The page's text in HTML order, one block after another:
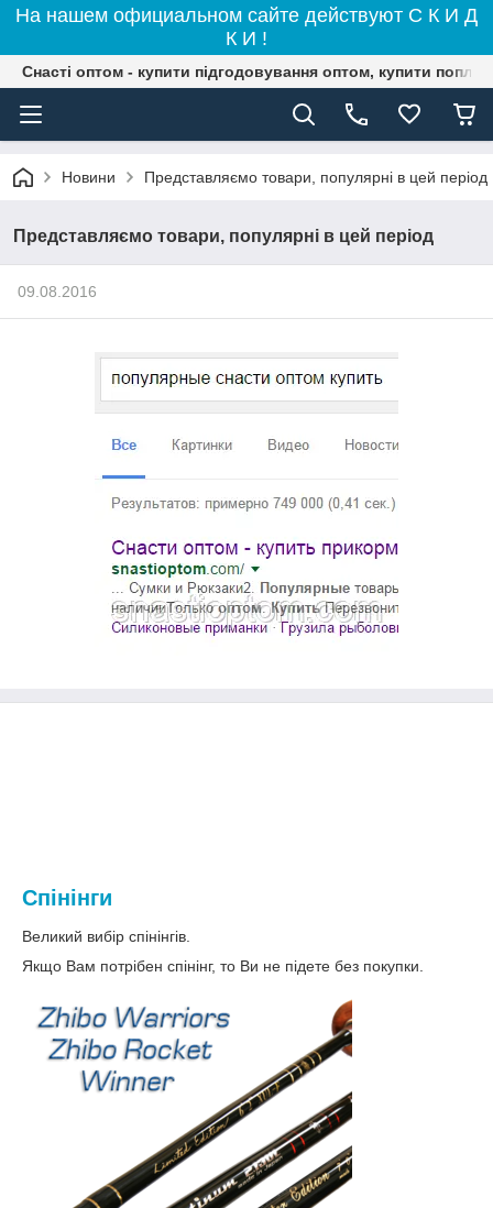
На нашем официальном сайте действуют С К И Д
К И !
Снасті оптом - купити підгодовування оптом, купити
Новини Представляємо товари, популярні в цей період
Представляємо товари, популярні в цей період
09.08.2016
Спінінги
Великий вибір спінінгів.
Якщо Вам потрібен спінінг, то Ви не підете без покупки.